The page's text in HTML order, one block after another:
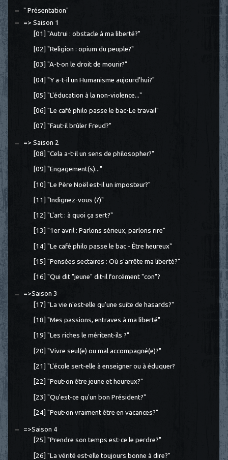
" Présentation"
=> Saison 1
[01] "Autrui : obstacle à ma liberté?"
[02] "Religion : opium du peuple?"
[03] "A-t-on le droit de mourir?"
[04] "Y a-t-il un Humanisme aujourd'hui?"
[05] "L'éducation à la non-violence..."
[06] "Le café philo passe le bac-Le travail"
[07] "Faut-il brûler Freud?"
=> Saison 2
[08] "Cela a-t-il un sens de philosopher?"
[09] "Engagement(s)..."
[10] "Le Père Noël est-il un imposteur?"
[11] "Indignez-vous (?)"
[12] "L'art : à quoi ça sert?"
[13] "1er avril : Parlons sérieux, parlons rire"
[14] "Le café philo passe le bac - Être heureux"
[15] "Pensées sectaires : Où s'arrête ma liberté?"
[16] "Qui dit "jeune" dit-il forcément "con"?
=>Saison 3
[17] "La vie n'est-elle qu'une suite de hasards?"
[18] "Mes passions, entraves à ma liberté"
[19] "Les riches le méritent-ils ?"
[20] "Vivre seul(e) ou mal accompagné(e)?"
[21] "L'école sert-elle à enseigner ou à éduquer?
[22] "Peut-on être jeune et heureux?"
[23] "Qu'est-ce qu'un bon Président?"
[24] "Peut-on vraiment être en vacances?"
=>Saison 4
[25] "Prendre son temps est-ce le perdre?"
[26] "La vérité est-elle toujours bonne à dire?"